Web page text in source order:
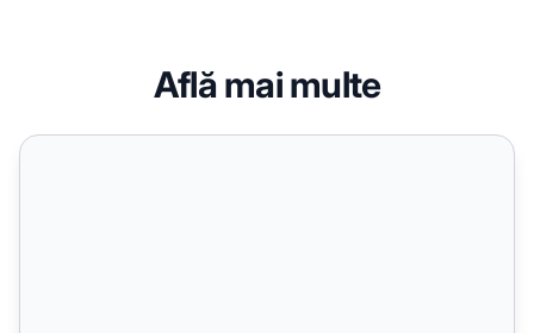
Află mai multe
Recunoaște cu adevărat AI expertiza autorului?